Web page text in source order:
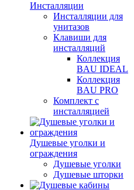
Инсталляции
Инсталляции для
унитазов
Клавиши для
инсталляций
Коллекция
BAU IDEAL
Коллекция
BAU PRO
Комплект с
инсталляцией
Душевые уголки и
ограждения
Душевые уголки
Душевые шторки